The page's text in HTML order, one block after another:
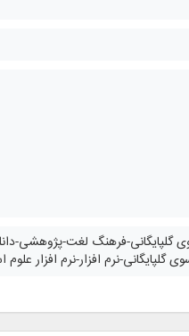
گلپایگانی-فرهنگ لغت-پژوهشی-
نرم افزار-نرم افزار علوم